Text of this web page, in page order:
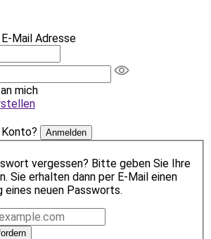
Mail Adresse
mich
Anmelden
vergessen? Bitte geben Sie Ihre
Sie erhalten dann per E-Mail einen
eines neuen Passworts.